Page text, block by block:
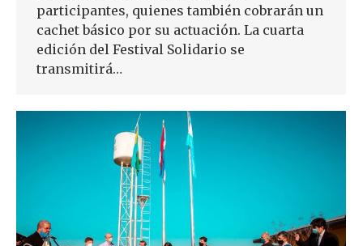
participantes, quienes también cobrarán un
cachet básico por su actuación. La cuarta
edición del Festival Solidario se
transmitirá…